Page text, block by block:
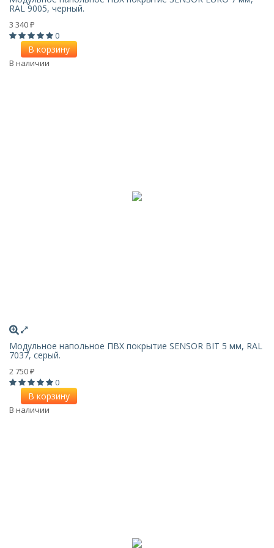
RAL 9005, черный.
3 340 ₽
0
В корзину
В наличии
Модульное напольное ПВХ покрытие SENSOR BIT 5 мм, RAL
7037, серый.
2 750 ₽
0
В корзину
В наличии